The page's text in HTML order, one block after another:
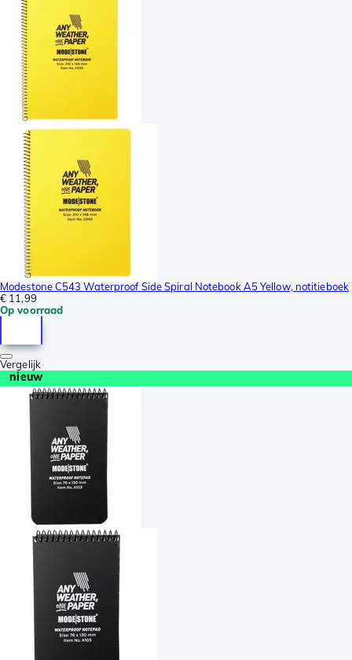
Modestone C543 Waterproof Side Spiral Notebook A5 Yellow, notitieboek
€ 11,99
Op voorraad
Vergelijk
nieuw